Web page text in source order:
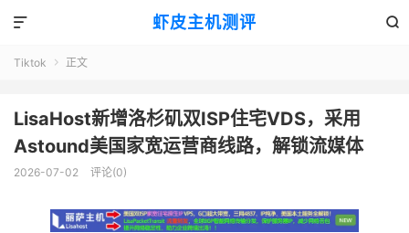
虾皮主机测评 

Tiktok  正文
LisaHost新增洛杉矶双ISP住宅VDS，采用
Astound美国家宽运营商线路，解锁流媒体
2026-07-02 评论(0)